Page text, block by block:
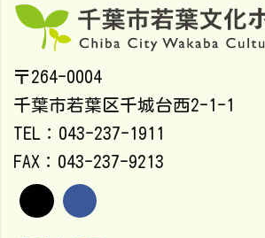
〒264-0004
千葉市若葉区千城台西2-1-1
TEL：043-237-1911
FAX：043-237-9213